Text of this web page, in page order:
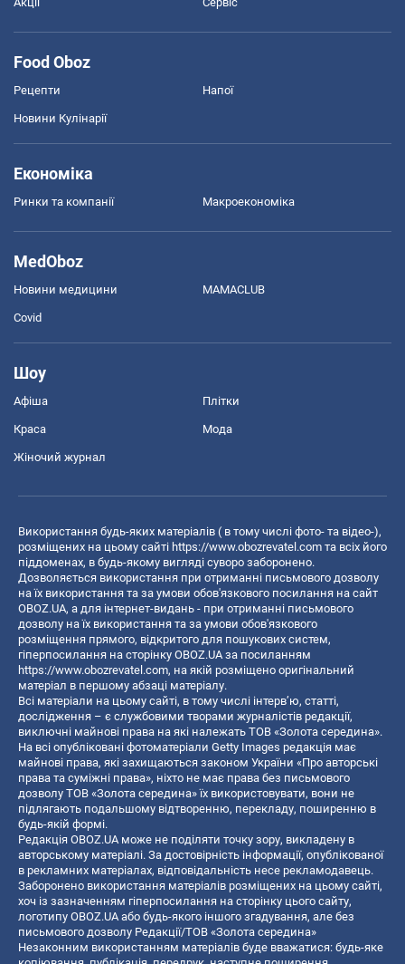
Food Oboz
Рецепти Напої
Новини Кулінарії
Економіка
Ринки та компанії Макроекономіка
MedOboz
Новини медицини MAMACLUB
Covid
Шоу
Афіша Плітки
Краса Мода
Жіночий журнал
Використання будь-яких матеріалів ( в тому числі фото- та відео-),
розміщених на цьому сайті https://www.obozrevatel.com та всіх його
піддоменах, в будь-якому вигляді суворо заборонено.
Дозволяється використання при отриманні письмового дозволу
на їх використання та за умови обов'язкового посилання на сайт
OBOZ.UA, а для інтернет-видань - при отриманні письмового
дозволу на їх використання та за умови обов'язкового
розміщення прямого, відкритого для пошукових систем,
гіперпосилання на сторінку OBOZ.UA за посиланням
https://www.obozrevatel.com, на якій розміщено оригінальний
матеріал в першому абзаці матеріалу.
Всі матеріали на цьому сайті, в тому числі інтерв’ю, статті,
дослідження – є службовими творами журналістів редакції,
виключні майнові права на які належать ТОВ «Золота середина».
На всі опубліковані фотоматеріали Getty Images редакція має
майнові права, які захищаються законом України «Про авторські
права та суміжні права», ніхто не має права без письмового
дозволу ТОВ «Золота середина» їх використовувати, вони не
підлягають подальшому відтворенню, перекладу, поширенню в
будь-якій формі.
Редакція OBOZ.UA може не поділяти точку зору, викладену в
авторському матеріалі. За достовірність інформації, опублікованої
в рекламних матеріалах, відповідальність несе рекламодавець.
Заборонено використання матеріалів розміщених на цьому сайті,
хоч із зазначенням гіперпосилання на сторінку цього сайту,
логотипу OBOZ.UA або будь-якого іншого згадування, але без
письмового дозволу Редакції/ТОВ «Золота середина»
Незаконним використанням матеріалів буде вважатися: будь-яке